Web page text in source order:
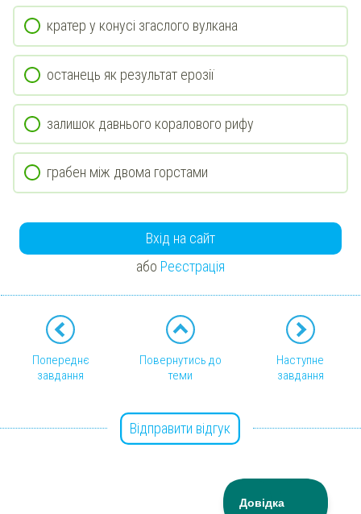
кратер у конусі згаслого вулкана
останець як результат ерозії
залишок давнього коралового рифу
грабен між двома горстами
Вхід на сайт
або Реєстрація
Попереднє
завдання
Повернутись до
теми
Наступне
завдання
Відправити відгук